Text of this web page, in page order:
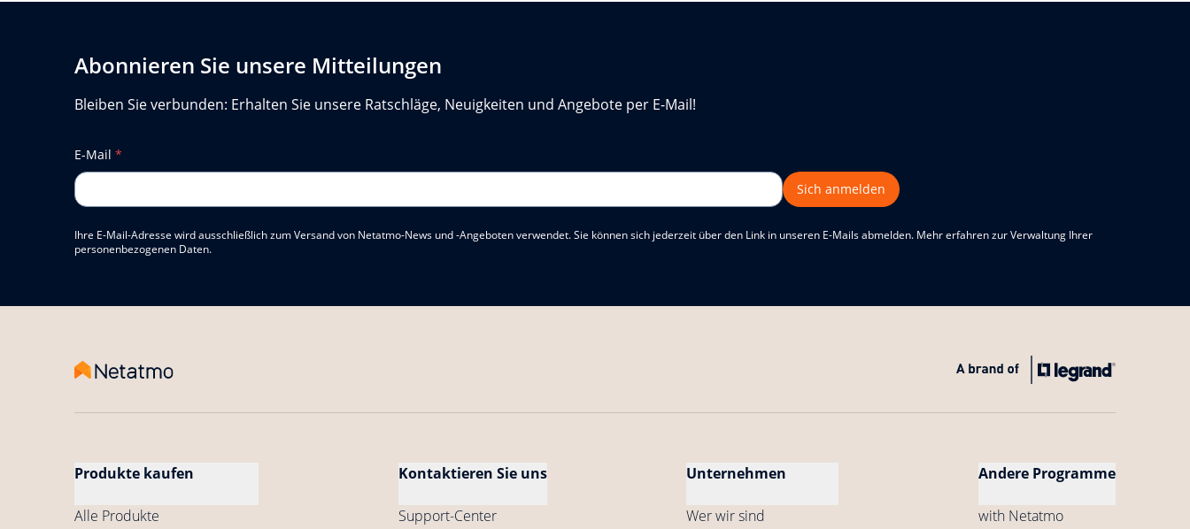
Abonnieren Sie unsere Mitteilungen
Bleiben Sie verbunden: Erhalten Sie unsere Ratschläge, Neuigkeiten und Angebote per E-Mail!
E-Mail *
Sich anmelden
Ihre E-Mail-Adresse wird ausschließlich zum Versand von Netatmo-News und -Angeboten verwendet. Sie können sich jederzeit über den Link in unseren E-Mails abmelden. Mehr erfahren zur Verwaltung Ihrer
personenbezogenen Daten.
Produkte kaufen
Alle Produkte
Kontaktieren Sie uns
Support-Center
Unternehmen
Wer wir sind
Andere Programme
with Netatmo